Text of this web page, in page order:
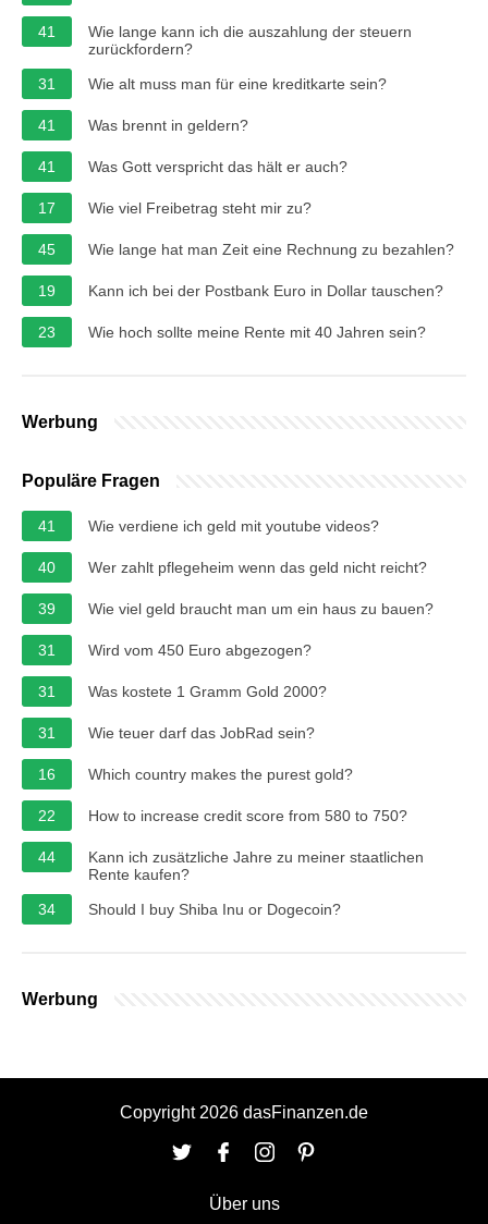
41
Wie lange kann ich die auszahlung der steuern
zurückfordern?
31
Wie alt muss man für eine kreditkarte sein?
41 Was brennt in geldern?
41 Was Gott verspricht das hält er auch?
17 Wie viel Freibetrag steht mir zu?
45 Wie lange hat man Zeit eine Rechnung zu bezahlen?
19 Kann ich bei der Postbank Euro in Dollar tauschen?
23 Wie hoch sollte meine Rente mit 40 Jahren sein?
Werbung
Populäre Fragen
41 Wie verdiene ich geld mit youtube videos?
40 Wer zahlt pflegeheim wenn das geld nicht reicht?
39 Wie viel geld braucht man um ein haus zu bauen?
31 Wird vom 450 Euro abgezogen?
31 Was kostete 1 Gramm Gold 2000?
31 Wie teuer darf das JobRad sein?
16 Which country makes the purest gold?
22 How to increase credit score from 580 to 750?
44
Kann ich zusätzliche Jahre zu meiner staatlichen
Rente kaufen?
34
Should I buy Shiba Inu or Dogecoin?
Werbung
Copyright 2026 dasFinanzen.de
Über uns